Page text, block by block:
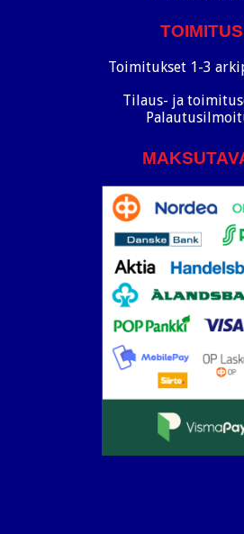
TOIMITUS
Toimitukset 1-3
Tilaus- ja